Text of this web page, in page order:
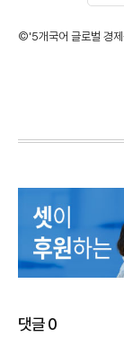
©'5개국어 글로벌 경제
댓글0